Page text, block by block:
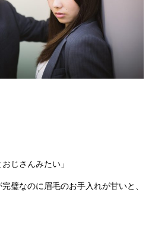
じさんみたい」
璧なのに眉毛のお手入れが甘いと、